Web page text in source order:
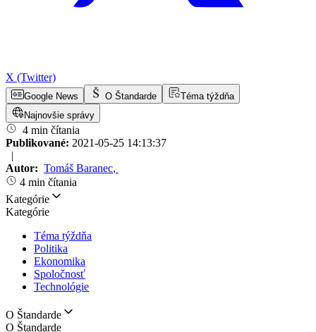
X (Twitter)
Google News O Štandarde
Téma týždňa
Najnovšie správy
4 min čítania
Publikované: 2021-05-25 14:13:37
|
Autor: Tomáš Baranec,
4 min čítania
Kategórie
Kategórie
Téma týždňa
Politika
Ekonomika
Spoločnosť
Technológie
O Štandarde
O Štandarde